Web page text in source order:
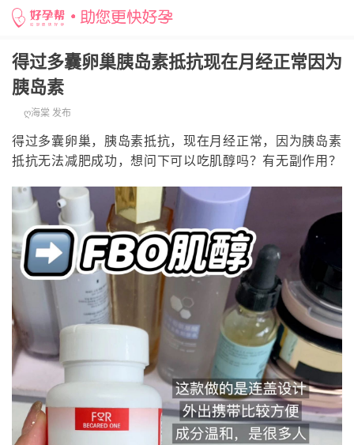
得过多囊卵巢胰岛素抵抗现在月经正常因为
胰岛素
ღ海棠 发布
得过多囊卵巢，胰岛素抵抗，现在月经正常，因为胰岛素
抵抗无法减肥成功，想问下可以吃肌醇吗？有无副作用？